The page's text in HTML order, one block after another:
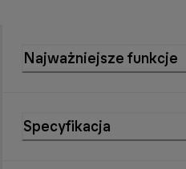
Najważniejsze funkcje
Specyfikacja